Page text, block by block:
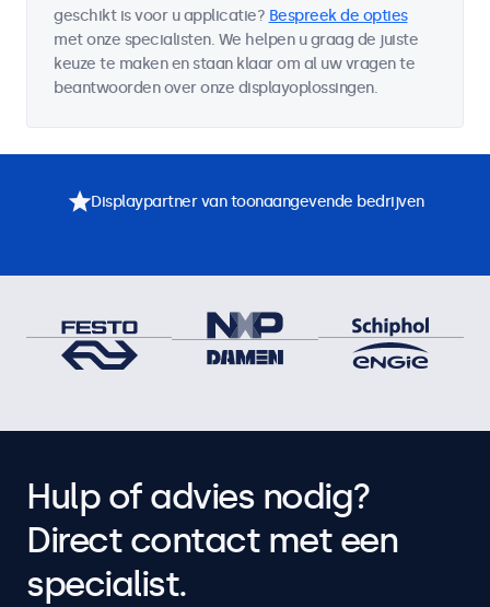
geschikt is voor u applicatie? Bespreek de opties
met onze specialisten. We helpen u graag de juiste
keuze te maken en staan klaar om al uw vragen te
beantwoorden over onze displayoplossingen.
Displaypartner van toonaangevende bedrijven
Hulp of advies nodig?
Direct contact met een
specialist.